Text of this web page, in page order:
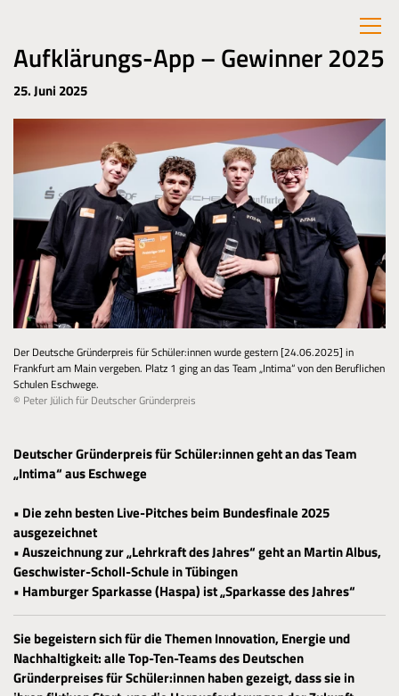
Aufklärungs-App – Gewinner 2025
25. Juni 2025
Der Deutsche Gründerpreis für Schüler:innen wurde gestern [24.06.2025] in
Frankfurt am Main vergeben. Platz 1 ging an das Team „Intima“ von den Beruflichen
Schulen Eschwege.
© Peter Jülich für Deutscher Gründerpreis
Deutscher Gründerpreis für Schüler:innen geht an das Team
„Intima“ aus Eschwege
• Die zehn besten Live-Pitches beim Bundesfinale 2025
ausgezeichnet
• Auszeichnung zur „Lehrkraft des Jahres“ geht an Martin Albus,
Geschwister-Scholl-Schule in Tübingen
• Hamburger Sparkasse (Haspa) ist „Sparkasse des Jahres“
Sie begeistern sich für die Themen Innovation, Energie und
Nachhaltigkeit: alle Top-Ten-Teams des Deutschen
Gründerpreises für Schüler:innen haben gezeigt, dass sie in